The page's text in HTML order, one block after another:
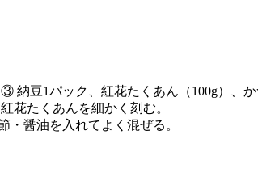
③ 納豆1パック、紅花たくあん（100g）、
紅花たくあんを細かく刻む。
・醤油を入れてよく混ぜる。